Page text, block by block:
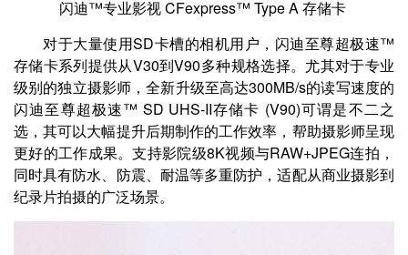
闪迪™专业影视 CFexpress™ Type A 存储卡
对于大量使用SD卡槽的相机用户，闪迪至尊超极速™
存储卡系列提供从V30到V90多种规格选择。尤其对于专业
级别的独立摄影师，全新升级至高达300MB/s的读写速度的
闪迪至尊超极速™ SD UHS-II存储卡 (V90)可谓是不二之
选，其可以大幅提升后期制作的工作效率，帮助摄影师呈现
更好的工作成果。支持影院级8K视频与RAW+JPEG连拍，
同时具有防水、防震、耐温等多重防护，适配从商业摄影到
纪录片拍摄的广泛场景。